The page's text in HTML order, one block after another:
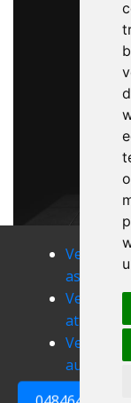
0484648161
Verhuizen
asquillies
attre
Verhuizen
aulnois